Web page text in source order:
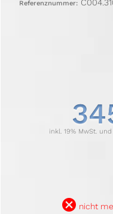
Referenznummer:
inkl. 19% MwSt.
B nicht